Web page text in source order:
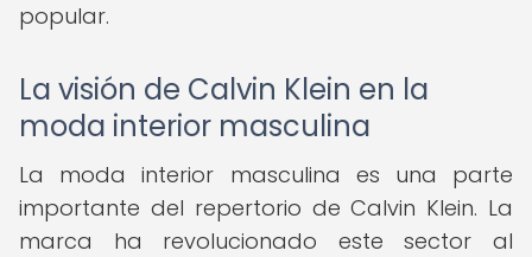
popular.
La visión de Calvin Klein en la
moda interior masculina
La moda interior masculina es una parte
importante del repertorio de Calvin Klein. La
marca ha revolucionado este sector al